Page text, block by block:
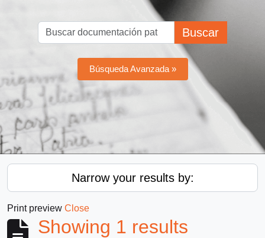
Buscar
Búsqueda Avanzada »
Narrow your results by:
Print preview Close
Showing 1 results